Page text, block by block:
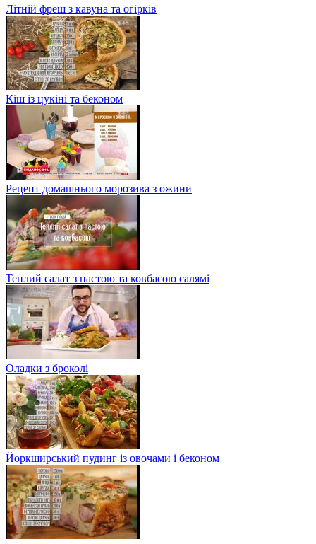
Літній фреш з кавуна та огірків
Кіш із цукіні та беконом
Рецепт домашнього морозива з ожини
Теплий салат з пастою та ковбасою салямі
Оладки з броколі
Йоркширський пудинг із овочами і беконом